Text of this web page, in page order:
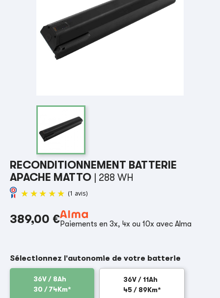
RECONDITIONNEMENT BATTERIE
APACHE MATTO
| 288 WH
389,00 €Paiements en 3x, 4x ou 10x avec Alma
Sélectionnez l'autonomie de votre batterie
36V / 8Ah
30 / 74Km*
36V / 11Ah
45 / 89Km*